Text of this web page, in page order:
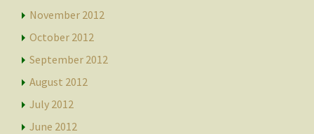
November 2012
October 2012
September 2012
August 2012
July 2012
June 2012